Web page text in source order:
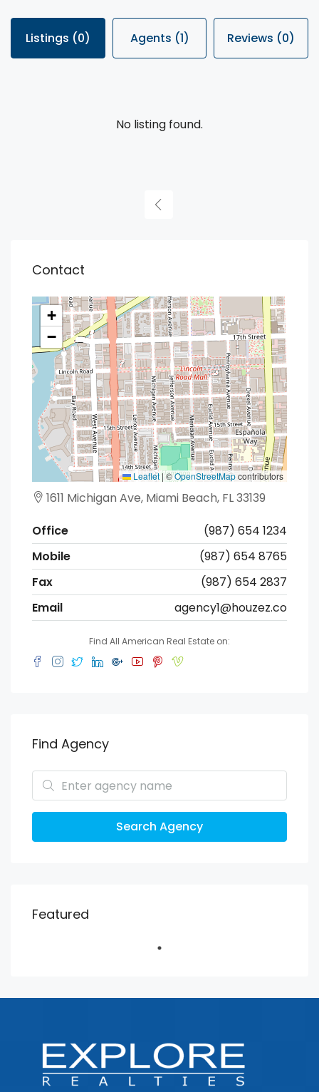
Listings (0) Agents (1) Reviews (0)
No listing found.
Contact
+
−
Leaflet|©OpenStreetMapcontributors
1611 Michigan Ave, Miami Beach, FL 33139
Office
(987) 654 1234
Mobile
(987) 654 8765
Fax
(987) 654 2837
Email
agency1@houzez.co
Find All American Real Estate on:
Find Agency
Search Agency
Featured